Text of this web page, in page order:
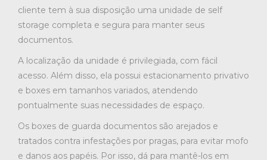
cliente tem à sua disposição uma unidade de self
storage completa e segura para manter seus
documentos.
A localização da unidade é privilegiada, com fácil
acesso. Além disso, ela possui estacionamento privativo
e boxes em tamanhos variados, atendendo
pontualmente suas necessidades de espaço.
Os boxes de guarda documentos são arejados e
tratados contra infestações por pragas, para evitar mofo
e danos aos papéis. Por isso, dá para mantê-los em